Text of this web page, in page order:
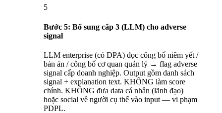
5
Bước 5: Bổ sung cấp 3 (LLM) cho adverse
signal
LLM enterprise (có DPA) đọc công bố niêm yết /
bản án / công bố cơ quan quản lý → flag adverse
signal cấp doanh nghiệp. Output gồm danh sách
signal + explanation text. KHÔNG làm score
chính. KHÔNG đưa data cá nhân (lãnh đạo)
hoặc social về người cụ thể vào input — vi phạm
PDPL.